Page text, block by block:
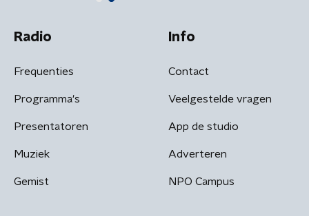
Radio
Frequenties
Programma's
Presentatoren
Muziek
Gemist
Info
Contact
Veelgestelde vragen
App de studio
Adverteren
NPO Campus